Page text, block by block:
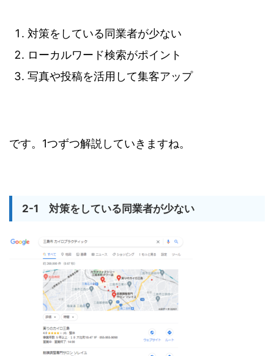
対策をしている同業者が少ない
ローカルワード検索がポイント
写真や投稿を活用して集客アップ
です。1つずつ解説していきますね。
2-1 対策をしている同業者が少ない